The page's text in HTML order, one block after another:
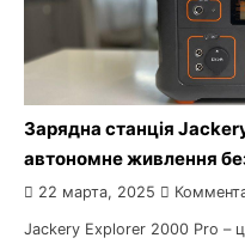
Зарядна станція
автономне живлення
22 марта, 2025
Jackery Explorer 2000 Pro –